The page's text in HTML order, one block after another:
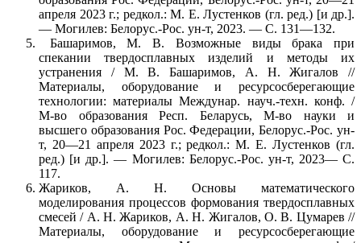
апреля 2023 г.; редкол.: М. Е. Лустенков (гл. ред.) [и др.].
— Могилев: Белорус.-Рос. ун-т, 2023. — С. 131—132.
Башаримов, М. В. Возможные виды брака при
спекании твердосплавных изделий и методы их
устранения / М. В. Башаримов, А. Н. Жигалов //
Материалы, оборудование и ресурсосберегающие
технологии: материалы Междунар. науч.-техн. конф. /
М-во образования Респ. Беларусь, М-во науки и
высшего образования Рос. Федерации, Белорус.-Рос. ун-
т, 20—21 апреля 2023 г.; редкол.: М. Е. Лустенков (гл.
ред.) [и др.]. — Могилев: Белорус.-Рос. ун-т, 2023— С.
117.
Жариков, А. Н. Основы математического
моделирования процессов формования твердосплавных
смесей / А. Н. Жариков, А. Н. Жигалов, О. В. Цумарев //
Материалы, оборудование и ресурсосберегающие